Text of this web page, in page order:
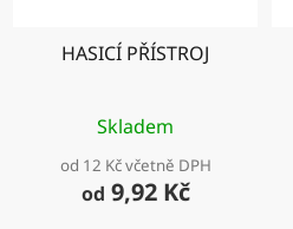
HASICÍ PŘÍSTROJ
Skladem
od 12 Kč včetně DPH
od 9,92 Kč